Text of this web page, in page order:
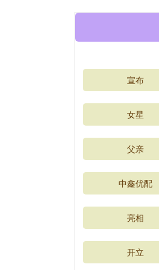
宣布
女星
父亲
中鑫优配
亮相
开立